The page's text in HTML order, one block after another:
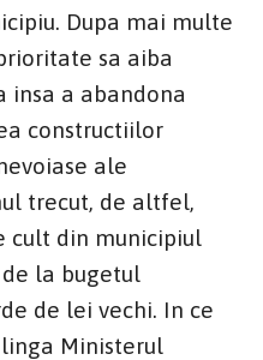
Dupa mai multe
sa aiba
insa a abandona
constructiilor
ale
trecut, de altfel,
cult din municipiul
la bugetul
de lei vechi. In ce
Ministerul